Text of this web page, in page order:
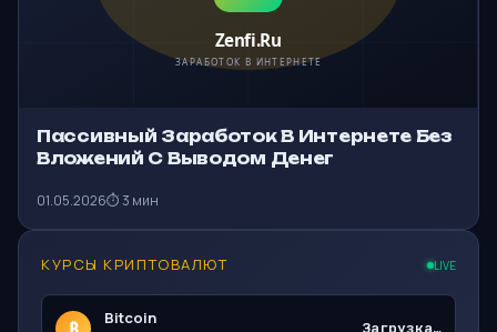
Пассивный Заработок В Интернете Без
Вложений С Выводом Денег
01.05.2026⏱ 3 мин
КУРСЫ КРИПТОВАЛЮТ LIVE
Bitcoin
Загрузка…